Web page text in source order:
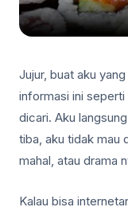
Jujur, buat aku
informasi ini seperti
dicari. Aku
tiba, aku tidak mau
mahal, atau drama
Kalau bisa